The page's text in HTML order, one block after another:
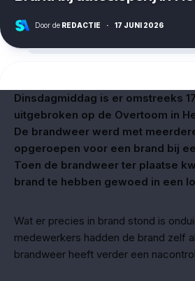
Door de REDACTIE · 17 JUNI 2026
Dinsdagmiddag is er omstreeks
uitgebroken op de Overtoom in
De brandweer werd met
opgeroepen voor een brand bij
Toen de brandweer ter plaatse
brand te hebben gewoed in een
Wat er precies in brand stond is
medewerkers hadden de brand zelf
brandweer heeft verder een